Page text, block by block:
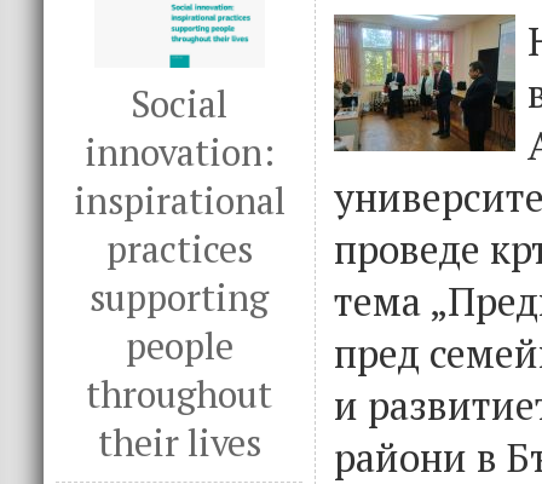
Social
innovation:
inspirational
practices
supporting
people
throughout
their lives
проведе
тема
пред
и
райони в